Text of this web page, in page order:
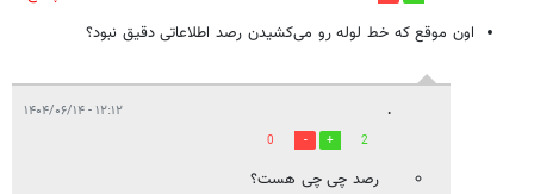
اون موقع که خط لوله رو می‌کشیدن رصد اطلاعاتی دقیق نبود؟
. ۱۲:۱۲ - ۱۴۰۴/۰۶/۱۴
2
0
رصد چی چی هست؟